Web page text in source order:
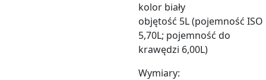
kolor biały
objętość 5L (pojemność ISO
5,70L; pojemność do
krawędzi 6,00L)
Wymiary: